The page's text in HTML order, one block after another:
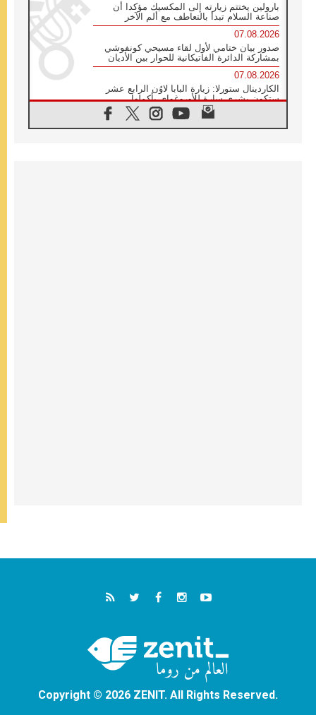
بارولين يختتم زيارته إلى المكسيك مؤكدا أن
صناعة السلام تبدأ بالتعاطف مع ألم الآخر
07.08.2026
صدور بيان ختامي لأول لقاء مسيحي كونفوشي
بمشاركة الدائرة الفاتيكانية للحوار بين الأديان
07.08.2026
الكاردينال ستورلا: زيارة البابا لاوُن الرابع عشر
ستكون بشرى سارة للأوروغواي بأكملها
الفاتيكان يعلن برنامج الزيارة الرسولية للبابا لاوُن
Copyright © 2026 ZENIT. All Rights Reserved.